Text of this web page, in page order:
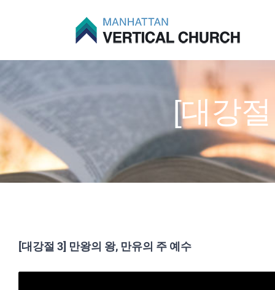
[대강
[대강절 3] 만왕의 왕, 만유의 주 예수